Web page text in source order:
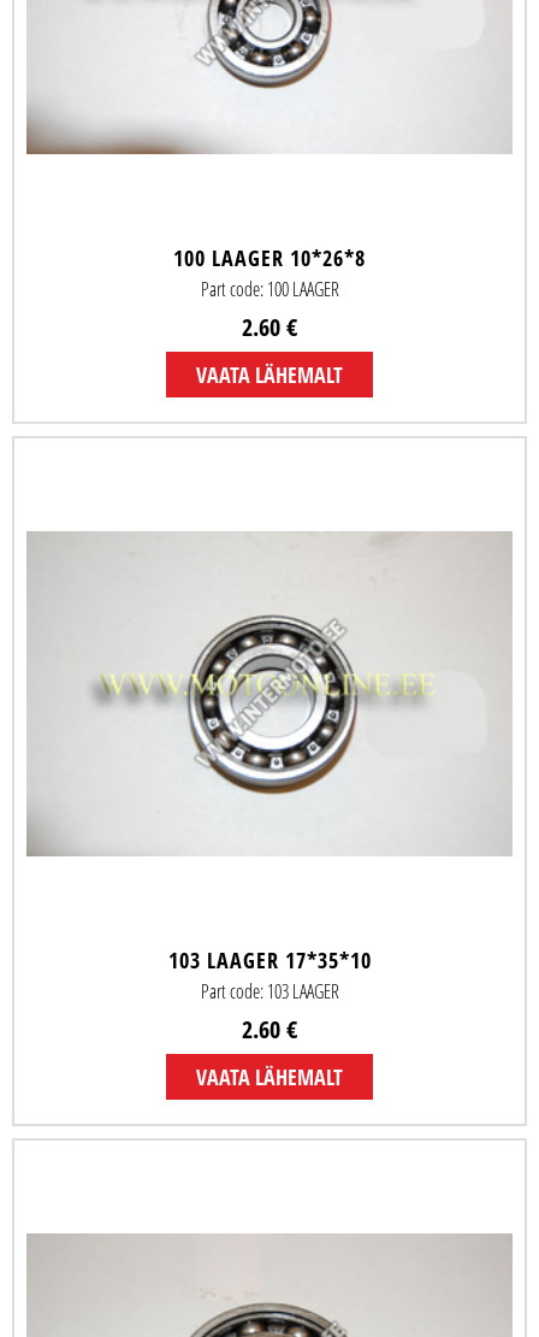
100 LAAGER 10*26*8
Part code: 100 LAAGER
2.60 €
VAATA LÄHEMALT
103 LAAGER 17*35*10
Part code: 103 LAAGER
2.60 €
VAATA LÄHEMALT